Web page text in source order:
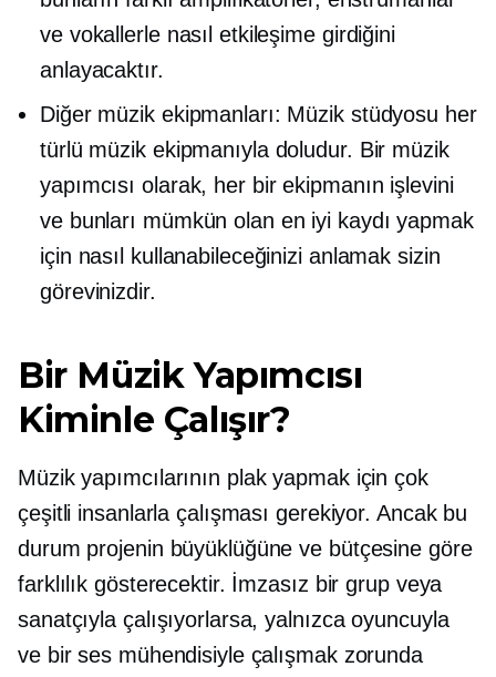
ve vokallerle nasıl etkileşime girdiğini
anlayacaktır.
Diğer müzik ekipmanları: Müzik stüdyosu her
türlü müzik ekipmanıyla doludur. Bir müzik
yapımcısı olarak, her bir ekipmanın işlevini
ve bunları mümkün olan en iyi kaydı yapmak
için nasıl kullanabileceğinizi anlamak sizin
görevinizdir.
Bir Müzik Yapımcısı
Kiminle Çalışır?
Müzik yapımcılarının plak yapmak için çok
çeşitli insanlarla çalışması gerekiyor. Ancak bu
durum projenin büyüklüğüne ve bütçesine göre
farklılık gösterecektir. İmzasız bir grup veya
sanatçıyla çalışıyorlarsa, yalnızca oyuncuyla
ve bir ses mühendisiyle çalışmak zorunda